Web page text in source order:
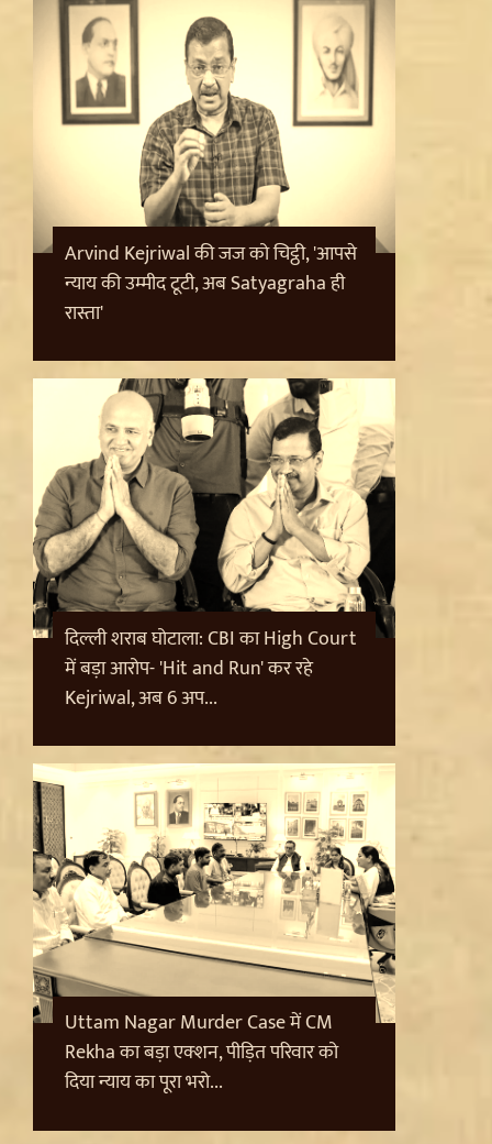
Arvind Kejriwal की जज को चिट्ठी, 'आपसे
न्याय की उम्मीद टूटी, अब Satyagraha ही
रास्ता'
दिल्ली शराब घोटाला: CBI का High Court
में बड़ा आरोप- 'Hit and Run' कर रहे
Kejriwal, अब 6 अप...
Uttam Nagar Murder Case में CM
Rekha का बड़ा एक्शन, पीड़ित परिवार को
दिया न्याय का पूरा भरो...